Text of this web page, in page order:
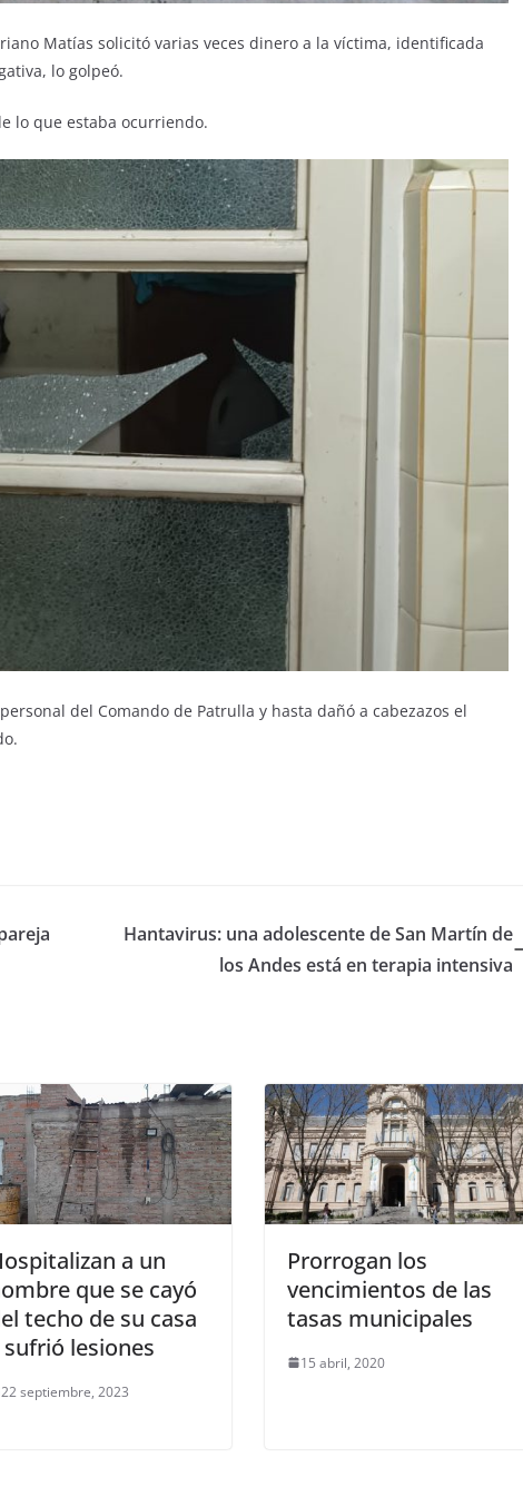
Matías solicitó varias veces dinero a la víctima, identificada
lo golpeó.
lo que estaba ocurriendo.
del Comando de Patrulla y hasta dañó a cabezazos el
Hantavirus: una adolescente de San Martín de
los Andes está en terapia intensiva
a un
que se cayó
techo de su casa
sufrió lesiones
22 septiembre, 2023
Prorrogan los
vencimientos de las
tasas municipales
15 abril, 2020